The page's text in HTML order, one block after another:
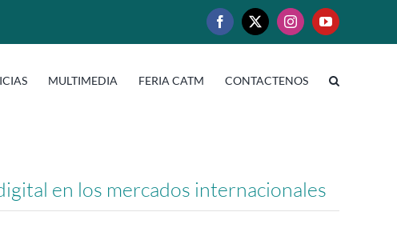
Facebook
X InstagramYouTube
MULTIMEDIA FERIA CATM CONTACTENOS
en los mercados internacionales